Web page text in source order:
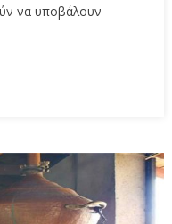
να υποβάλουν